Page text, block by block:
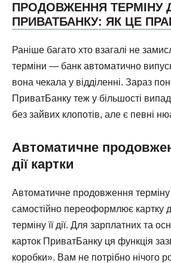
ПРОДОВЖЕННЯ ТЕРМІНУ
ПРИВАТБАНКУ: ЯК ЦЕ
Раніше багато хто взагалі не
терміни — банк автоматично
вона чекала у відділенні. Зараз
ПриватБанку теж у більшості
без зайвих клопотів, але є певні
Автоматичне
дії картки
Автоматичне продовження терміну
самостійно переоформлює картку
терміну її дії. Для зарплатних та
карток ПриватБанку ця функція
коробки». Вам не потрібно нічого